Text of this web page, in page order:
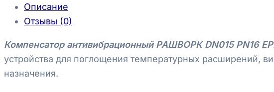
Описание
Отзывы (0)
Компенсатор антивибрационный РАШВОРК DN015 PN16
устройства для поглощения температурных расширений,
назначения.